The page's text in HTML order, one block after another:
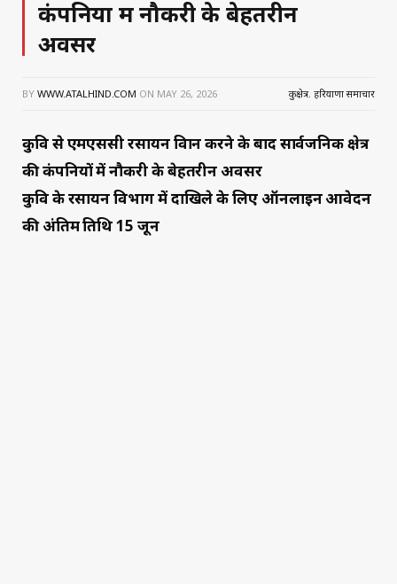
कंपनियों में नौकरी के बेहतरीन
अवसर
BY WWW.ATALHIND.COM ON MAY 26, 2026 कुरुक्षेत्र, हरियाणा समाचार
कुवि से एमएससी रसायन विज्ञान करने के बाद सार्वजनिक क्षेत्र
की कंपनियों में नौकरी के बेहतरीन अवसर
कुवि के रसायन विभाग में दाखिले के लिए ऑनलाइन आवेदन
की अंतिम तिथि 15 जून